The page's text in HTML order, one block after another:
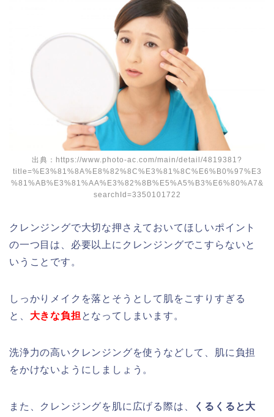
出典：https://www.photo-ac.com/main/detail/4819381?
title=%E3%81%8A%E8%82%8C%E3%81%8C%E6%B0%97%E3
%81%AB%E3%81%AA%E3%82%8B%E5%A5%B3%E6%80%A7&
searchId=3350101722
クレンジングで大切な押さえておいてほしいポイント
の一つ目は、必要以上にクレンジングでこすらないと
いうことです。
しっかりメイクを落とそうとして肌をこすりすぎる
と、 大きな負担 となってしまいます。
洗浄力の高いクレンジングを使うなどして、肌に負担
をかけないようにしましょう。
また、クレンジングを肌に広げる際は、
くるくると大